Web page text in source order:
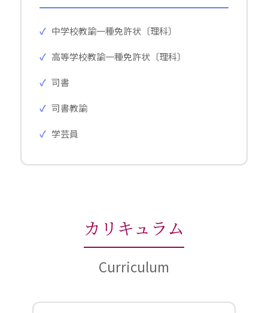
中学校教諭一種免許状〔理科〕
高等学校教諭一種免許状〔理科〕
司書
司書教諭
学芸員
カリキュラム
Curriculum